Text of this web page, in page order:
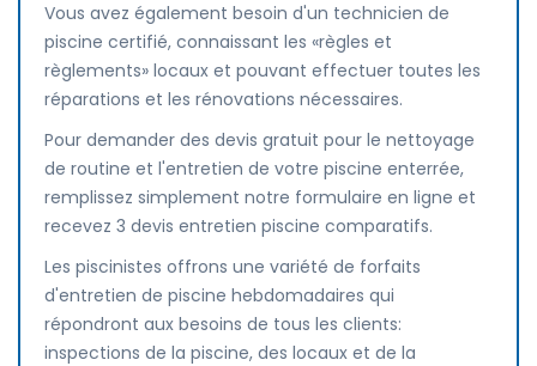
Vous avez également besoin d'un technicien de
piscine certifié, connaissant les «règles et
règlements» locaux et pouvant effectuer toutes les
réparations et les rénovations nécessaires.
Pour demander des devis gratuit pour le nettoyage
de routine et l'entretien de votre piscine enterrée,
remplissez simplement notre formulaire en ligne et
recevez 3 devis entretien piscine comparatifs.
Les piscinistes offrons une variété de forfaits
d'entretien de piscine hebdomadaires qui
répondront aux besoins de tous les clients:
inspections de la piscine, des locaux et de la